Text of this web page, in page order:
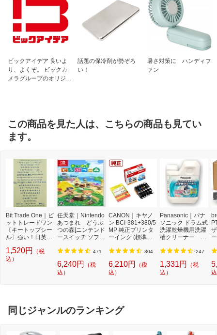
ビックアイデア 良いよ
り、よくぞ。 ビックカ
メラグループのオリジナ
話題の保冷剤が勢ぞろ
い！
暑さ対策に ハンディフ
ァン
この商品を見た人は、こちらの商品も見てい
ます。
Bit Trade One｜ビ
ットトレードワン
〔キートップシー
ル〕強い！日英対
プシールセット ブ
ルー DYKTSBL
1,520円
（税
込）
任天堂｜Nintendo
あつまれ どうぶ
つの森[ニンテンド
ースイッチ ソフ
471
6,240円
（税
込）
CANON｜キヤノ
ン BCI-381+380/5
MP 純正プリンタ
ーインク (標準容
3813805MP] 304
6,210円
（税
込）
Panasonic｜パナ
ソニック ドラム式
洗濯乾燥機用洗濯
槽クリーナー N-
機 洗浄 洗剤 750m
247
1,331円
（税
込）
T
同じジャンルのランキング